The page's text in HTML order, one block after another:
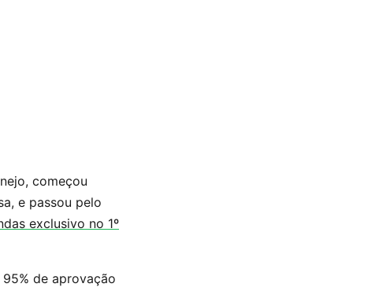
começou
e passou pelo
exclusivo no 1º
de aprovação